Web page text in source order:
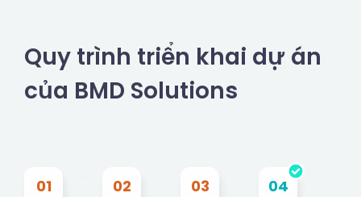
Quy trình triển khai dự án
của BMD Solutions
01 02 03 04